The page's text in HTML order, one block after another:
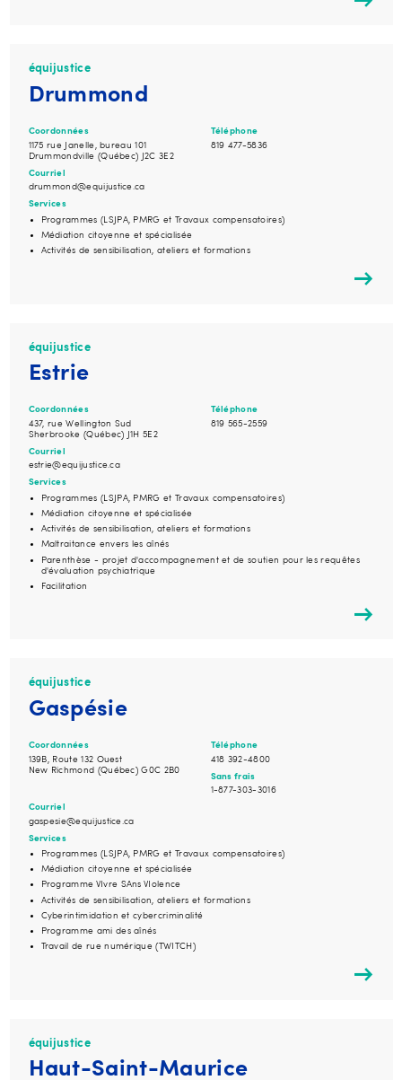
équijustice
Drummond
Coordonnées
1175 rue Janelle, bureau 101
Drummondville (Québec) J2C 3E2
Téléphone
819 477-5836
Courriel
drummond@equijustice.ca
Services
Programmes (LSJPA, PMRG et Travaux compensatoires)
Médiation citoyenne et spécialisée
Activités de sensibilisation, ateliers et formations
équijustice
Estrie
Coordonnées
437, rue Wellington Sud
Sherbrooke (Québec) J1H 5E2
Téléphone
819 565-2559
Courriel
estrie@equijustice.ca
Services
Programmes (LSJPA, PMRG et Travaux compensatoires)
Médiation citoyenne et spécialisée
Activités de sensibilisation, ateliers et formations
Maltraitance envers les aînés
Parenthèse - projet d'accompagnement et de soutien pour les requêtes
d'évaluation psychiatrique
Facilitation
équijustice
Gaspésie
Coordonnées
139B, Route 132 Ouest
New Richmond (Québec) G0C 2B0
Téléphone
418 392-4800
Sans frais
1-877-303-3016
Courriel
gaspesie@equijustice.ca
Services
Programmes (LSJPA, PMRG et Travaux compensatoires)
Médiation citoyenne et spécialisée
Programme VIvre SAns VIolence
Activités de sensibilisation, ateliers et formations
Cyberintimidation et cybercriminalité
Programme ami des aînés
Travail de rue numérique (TWITCH)
équijustice
Haut-Saint-Maurice